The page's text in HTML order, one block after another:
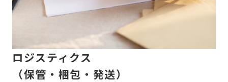
ロジスティクス
（保管・梱包・発送）